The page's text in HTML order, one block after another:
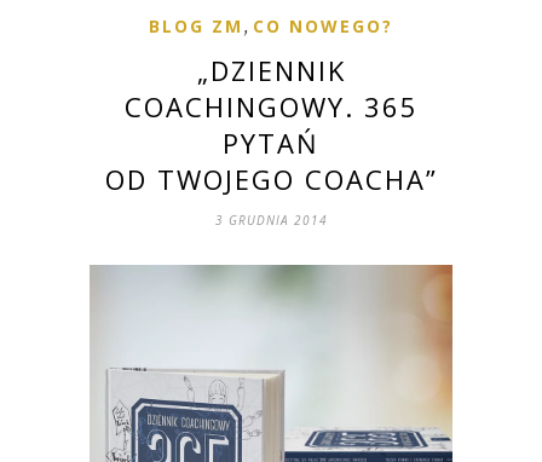
BLOG ZM , CO NOWEGO?
„DZIENNIK
COACHINGOWY. 365
PYTAŃ
OD TWOJEGO COACHA”
3 GRUDNIA 2014